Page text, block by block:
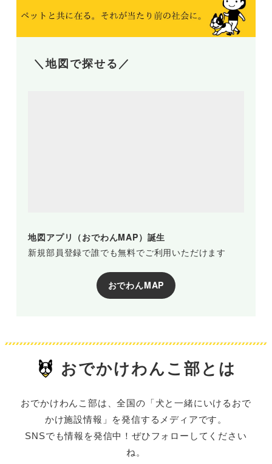
＼地図で探せる／
地図アプリ（おでわんMAP）誕生
新規部員登録で誰でも無料でご利用いただけます
おでわんMAP
おでかけわんこ部とは
おでかけわんこ部は、全国の「犬と一緒にいけるおで
かけ施設情報」を発信するメディアです。
SNSでも情報を発信中！ぜひフォローしてください
ね。